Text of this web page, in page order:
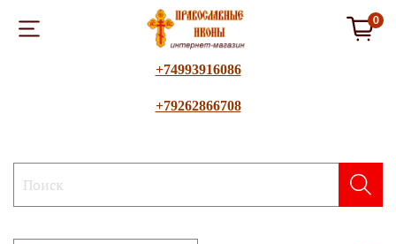
0
+74993916086
+79262866708